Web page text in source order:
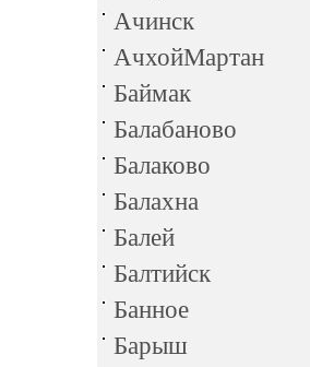
Ачинск
АчхойМартан
Баймак
Балабаново
Балаково
Балахна
Балей
Балтийск
Банное
Барыш